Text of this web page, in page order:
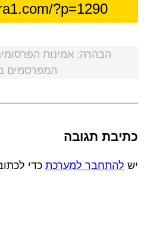
הבהרה: אמינות
המפרסמים
כתיבת תגובה
יש להתחבר למערכת כדי